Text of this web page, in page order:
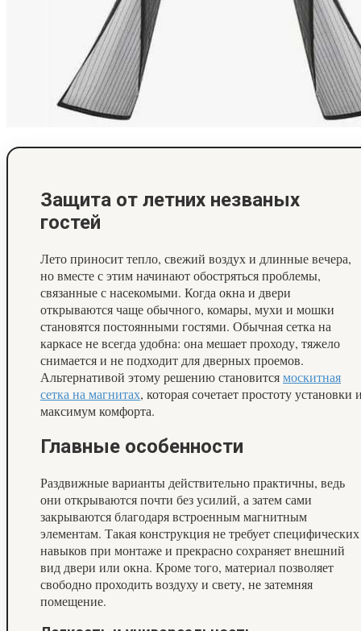
Защита от летних незваных
гостей
Лето приносит тепло, свежий воздух и длинные вечера,
но вместе с этим начинают обостряться проблемы,
связанные с насекомыми. Когда окна и двери
открываются чаще обычного, комары, мухи и мошки
становятся постоянными гостями. Обычная сетка на
каркасе не всегда удобна: она мешает проходу, тяжело
снимается и не подходит для дверных проемов.
Альтернативой этому решению становитсямоскитная
сетка на магнитах, которая сочетает простоту установки
максимум комфорта.
Главные особенности
Раздвижные варианты действительно практичны, ведь
они открываются почти без усилий, а затем сами
закрываются благодаря встроенным магнитным
элементам. Такая конструкция не требует специфических
навыков при монтаже и прекрасно сохраняет внешний
вид двери или окна. Кроме того, материал позволяет
свободно проходить воздуху и свету, не затемняя
помещение.